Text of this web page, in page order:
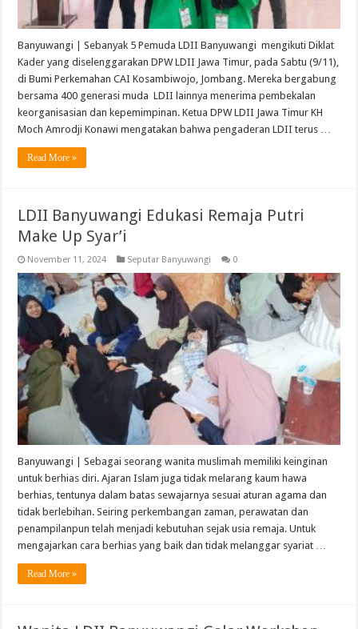
Banyuwangi | Sebanyak 5 Pemuda LDII Banyuwangi mengikuti Diklat
Kader yang diselenggarakan DPW LDII Jawa Timur, pada Sabtu (9/11),
di Bumi Perkemahan CAI Kosambiwojo, Jombang. Mereka bergabung
bersama 400 generasi muda LDII lainnya menerima pembekalan
keorganisasian dan kepemimpinan. Ketua DPW LDII Jawa Timur KH
Moch Amrodji Konawi mengatakan bahwa pengaderan LDII terus …
Read More »
LDII Banyuwangi Edukasi Remaja Putri
Make Up Syar’i
November 11, 2024 Seputar Banyuwangi 0
Banyuwangi | Sebagai seorang wanita muslimah memiliki keinginan
untuk berhias diri. Ajaran Islam juga tidak melarang kaum hawa
berhias, tentunya dalam batas sewajarnya sesuai aturan agama dan
tidak berlebihan. Seiring perkembangan zaman, perawatan dan
penampilanpun telah menjadi kebutuhan sejak usia remaja. Untuk
mengajarkan cara berhias yang baik dan tidak melanggar syariat …
Read More »